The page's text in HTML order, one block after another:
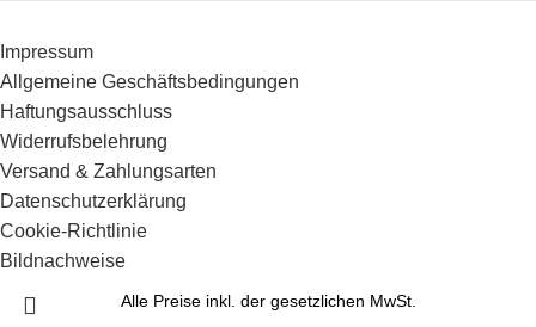
Impressum
Allgemeine Geschäftsbedingungen
Haftungsausschluss
Widerrufsbelehrung
Versand & Zahlungsarten
Datenschutzerklärung
Cookie-Richtlinie
Bildnachweise
Alle Preise inkl. der gesetzlichen MwSt.